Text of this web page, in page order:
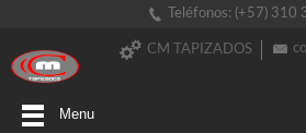
Teléfonos: (+57)
CM TAPIZADOS
Menu